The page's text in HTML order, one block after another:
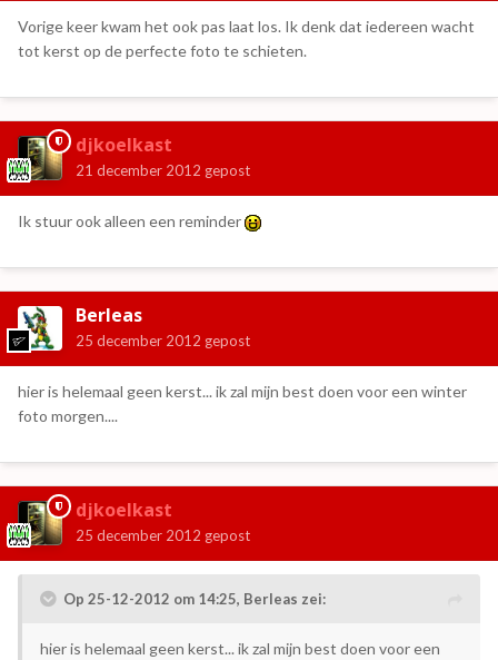
Vorige keer kwam het ook pas laat los. Ik denk dat iedereen wacht
tot kerst op de perfecte foto te schieten.
djkoelkast
21 december 2012 gepost
Ik stuur ook alleen een reminder
Berleas
25 december 2012 gepost
hier is helemaal geen kerst... ik zal mijn best doen voor een winter
foto morgen....
djkoelkast
25 december 2012 gepost
Op 25-12-2012 om 14:25, Berleas zei:
hier is helemaal geen kerst... ik zal mijn best doen voor een